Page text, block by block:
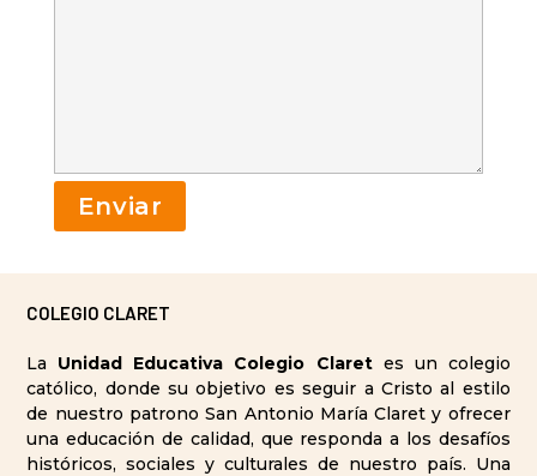
COLEGIO CLARET
La Unidad Educativa Colegio Claretes un colegio
católico, donde su objetivo es seguir a Cristo al estilo
de nuestro patrono San Antonio María Claret y ofrecer
una educación de calidad, que responda a los desafíos
históricos, sociales y culturales de nuestro país. Una